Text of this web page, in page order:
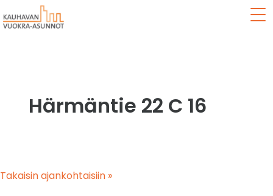
Härmäntie 22 C 16
Takaisin ajankohtaisiin »